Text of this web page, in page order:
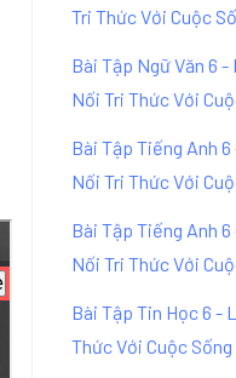
Tri Thức Với Cuộc
Bài Tập Ngữ Văn 6
Nối Tri Thức Với
Bài Tập Tiếng Anh
Nối Tri Thức Với
Bài Tập Tiếng Anh
Nối Tri Thức Với
Bài Tập Tin Học 6 -
Thức Với Cuộc Sống